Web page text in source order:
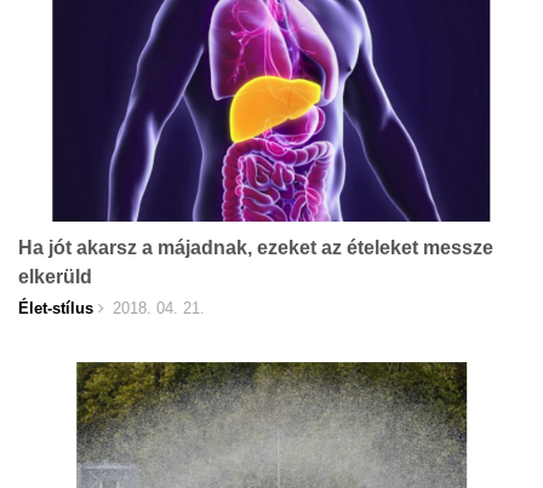
Ha jót akarsz a májadnak, ezeket az ételeket messze
elkerüld
Élet-stílus 2018. 04. 21.